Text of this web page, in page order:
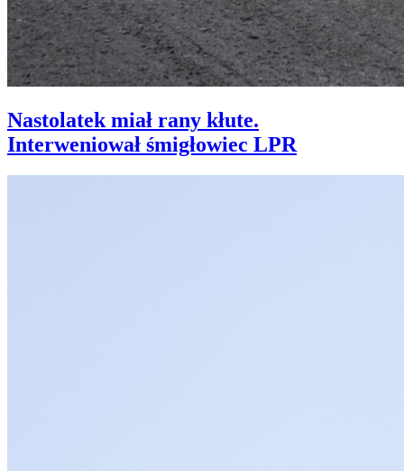
Nastolatek miał rany kłute.
Interweniował śmigłowiec LPR